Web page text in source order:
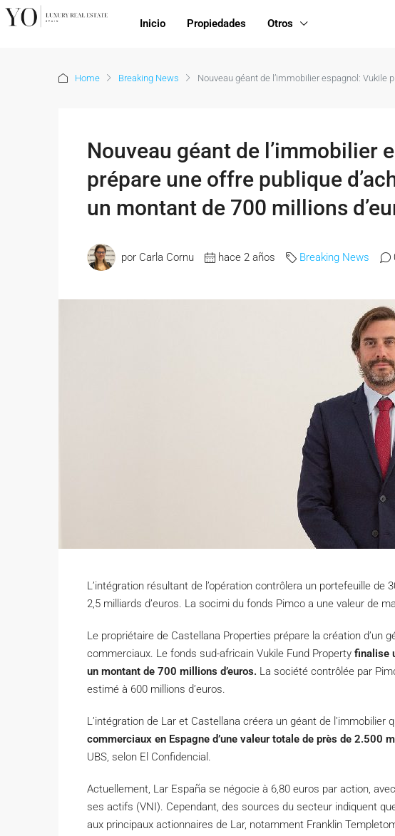
Inicio Propiedades Otros
Home Breaking News Nouveau géant de l’immobilier espagnol: Vukile
Nouveau géant de l’immobilier
prépare une offre publique
un montant de 700 millions
por Carla Cornu hace 2 años Breaking News
L’intégration résultant de l’opération contrôlera un portefeuille de
2,5 milliards d’euros. La socimi du fonds Pimco a une valeur de
Le propriétaire de Castellana Properties prépare la création d’un
commerciaux. Le fonds sud-africain Vukile Fund Property finalise
un montant de 700 millions d’euros. La société contrôlée par
estimé à 600 millions d’euros.
L’intégration de Lar et Castellana créera un géant de l’immobilier
commerciaux en Espagne d’une valeur totale de près de 2.500
UBS, selon El Confidencial.
Actuellement, Lar España se négocie à 6,80 euros par action,
ses actifs (VNI). Cependant, des sources du secteur indiquent
aux principaux actionnaires de Lar, notamment Franklin